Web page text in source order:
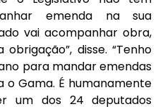
emenda na sua
vai acompanhar obra,
disse. “Tenho
para mandar emendas
o Gama. É humanamente
um dos 24 deputados